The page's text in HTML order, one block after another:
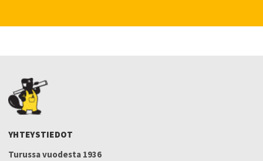
YHTEYSTIEDOT
Turussa vuodesta 1936